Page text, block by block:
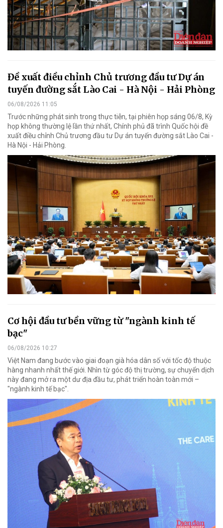
Đề xuất điều chỉnh Chủ trương đầu tư Dự án
tuyến đường sắt Lào Cai - Hà Nội - Hải Phòng
06/08/2026 11:05
Trước những phát sinh trong thực tiễn, tại phiên họp sáng 06/8, Kỳ
họp không thường lệ lần thứ nhất, Chính phủ đã trình Quốc hội đề
xuất điều chỉnh Chủ trương đầu tư Dự án tuyến đường sắt Lào Cai -
Hà Nội - Hải Phòng.
Cơ hội đầu tư bền vững từ "ngành kinh tế
bạc"
06/08/2026 10:27
Việt Nam đang bước vào giai đoạn già hóa dân số với tốc độ thuộc
hàng nhanh nhất thế giới. Nhìn từ góc độ thị trường, sự chuyển dịch
này đang mở ra một dư địa đầu tư, phát triển hoàn toàn mới –
"ngành kinh tế bạc".